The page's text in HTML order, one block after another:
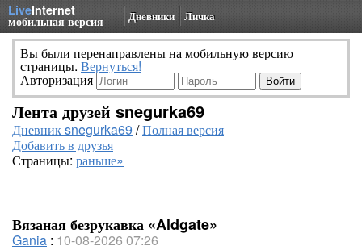
LiveInternet
мобильная версия Дневники Личка
Вы были перенаправлены на мобильную версию
страницы. Вернуться!
Авторизация
Лента друзей snegurka69
Дневник snegurka69 /Полная версия
Добавить в друзья
Страницы: раньше»
Вязаная безрукавка «Aldgate»
Gania : 10-08-2026 07:26